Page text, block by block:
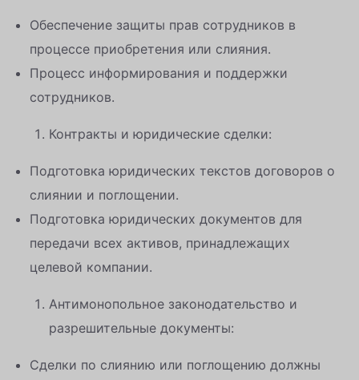
Обеспечение защиты прав сотрудников в
процессе приобретения или слияния.
Процесс информирования и поддержки
сотрудников.
Контракты и юридические сделки:
Подготовка юридических текстов договоров о
слиянии и поглощении.
Подготовка юридических документов для
передачи всех активов, принадлежащих
целевой компании.
Антимонопольное законодательство и
разрешительные документы:
Сделки по слиянию или поглощению должны